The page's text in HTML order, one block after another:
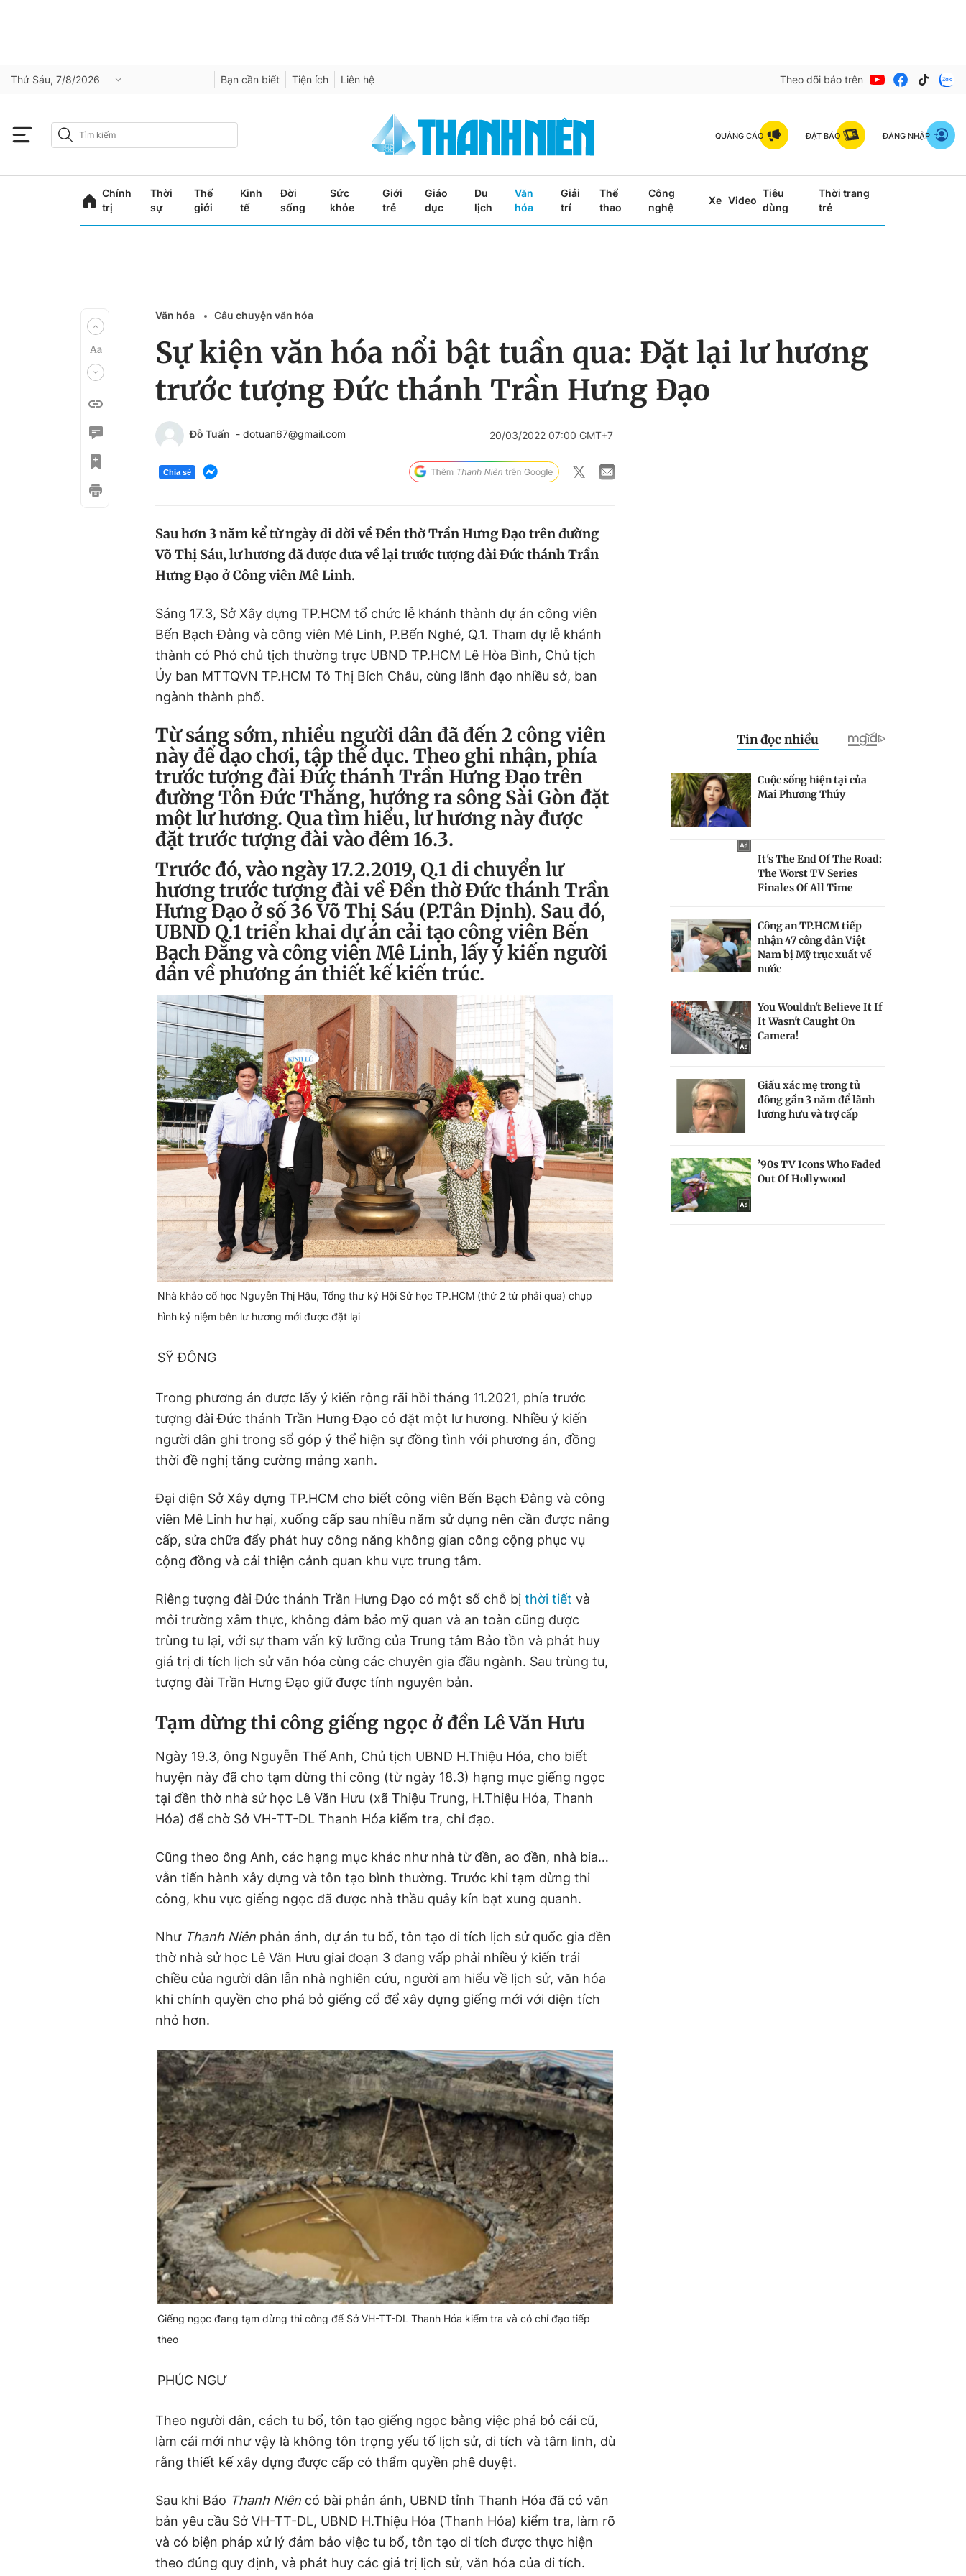
Thứ Sáu, 7/8/2026 Bạn cần biết Tiện ích Liên hệ Theo dõi báo trên
QUẢNG CÁO ĐẶT BÁO ĐĂNG NHẬP
Chính
trị
Thời
sự
Thế
giới
Kinh
tế
Đời
sống
Sức
khỏe
Giới
trẻ
Giáo
dục
Du
lịch
Văn
hóa
Giải
trí
Thể
thao
Công
nghệ
Xe Video
Tiêu
dùng
Thời trang
trẻ
Văn hóa Câu chuyện văn hóa
Sự kiện văn hóa nổi bật tuần qua: Đặt lại lư hương
trước tượng Đức thánh Trần Hưng Đạo
Đỗ Tuấn - dotuan67@gmail.com 20/03/2022 07:00 GMT+7
Chia sẻ
Sau hơn 3 năm kể từ ngày di dời về Đền thờ Trần Hưng Đạo trên đường
Võ Thị Sáu, lư hương đã được đưa về lại trước tượng đài Đức thánh Trần
Hưng Đạo ở Công viên Mê Linh.
Sáng 17.3, Sở Xây dựng TP.HCM tổ chức lễ khánh thành dự án công viên
Bến Bạch Đằng và công viên Mê Linh, P.Bến Nghé, Q.1. Tham dự lễ khánh
thành có Phó chủ tịch thường trực UBND TP.HCM Lê Hòa Bình, Chủ tịch
Ủy ban MTTQVN TP.HCM Tô Thị Bích Châu, cùng lãnh đạo nhiều sở, ban
ngành thành phố.
Từ sáng sớm, nhiều người dân đã đến 2 công viên
này để dạo chơi, tập thể dục. Theo ghi nhận, phía
trước tượng đài Đức thánh Trần Hưng Đạo trên
đường Tôn Đức Thắng, hướng ra sông Sài Gòn đặt
một lư hương. Qua tìm hiểu, lư hương này được
đặt trước tượng đài vào đêm 16.3.
Trước đó, vào ngày 17.2.2019, Q.1 di chuyển lư
hương trước tượng đài về Đền thờ Đức thánh Trần
Hưng Đạo ở số 36 Võ Thị Sáu (P.Tân Định). Sau đó,
UBND Q.1 triển khai dự án cải tạo công viên Bến
Bạch Đằng và công viên Mê Linh, lấy ý kiến người
dân về phương án thiết kế kiến trúc.
Nhà khảo cổ học Nguyễn Thị Hậu, Tổng thư ký Hội Sử học TP.HCM (thứ 2 từ phải qua) chụp
hình kỷ niệm bên lư hương mới được đặt lại
SỸ ĐÔNG
Trong phương án được lấy ý kiến rộng rãi hồi tháng 11.2021, phía trước
tượng đài Đức thánh Trần Hưng Đạo có đặt một lư hương. Nhiều ý kiến
người dân ghi trong sổ góp ý thể hiện sự đồng tình với phương án, đồng
thời đề nghị tăng cường mảng xanh.
Đại diện Sở Xây dựng TP.HCM cho biết công viên Bến Bạch Đằng và công
viên Mê Linh hư hại, xuống cấp sau nhiều năm sử dụng nên cần được nâng
cấp, sửa chữa đẩy phát huy công năng không gian công cộng phục vụ
cộng đồng và cải thiện cảnh quan khu vực trung tâm.
Riêng tượng đài Đức thánh Trần Hưng Đạo có một số chỗ bị thời tiết và
môi trường xâm thực, không đảm bảo mỹ quan và an toàn cũng được
trùng tu lại, với sự tham vấn kỹ lưỡng của Trung tâm Bảo tồn và phát huy
giá trị di tích lịch sử văn hóa cùng các chuyên gia đầu ngành. Sau trùng tu,
tượng đài Trần Hưng Đạo giữ được tính nguyên bản.
Tạm dừng thi công giếng ngọc ở đền Lê Văn Hưu
Ngày 19.3, ông Nguyễn Thế Anh, Chủ tịch UBND H.Thiệu Hóa, cho biết
huyện này đã cho tạm dừng thi công (từ ngày 18.3) hạng mục giếng ngọc
tại đền thờ nhà sử học Lê Văn Hưu (xã Thiệu Trung, H.Thiệu Hóa, Thanh
Hóa) để chờ Sở VH-TT-DL Thanh Hóa kiểm tra, chỉ đạo.
Cũng theo ông Anh, các hạng mục khác như nhà từ đền, ao đền, nhà bia…
vẫn tiến hành xây dựng và tôn tạo bình thường. Trước khi tạm dừng thi
công, khu vực giếng ngọc đã được nhà thầu quây kín bạt xung quanh.
Như Thanh Niên phản ánh, dự án tu bổ, tôn tạo di tích lịch sử quốc gia đền
thờ nhà sử học Lê Văn Hưu giai đoạn 3 đang vấp phải nhiều ý kiến trái
chiều của người dân lẫn nhà nghiên cứu, người am hiểu về lịch sử, văn hóa
khi chính quyền cho phá bỏ giếng cổ để xây dựng giếng mới với diện tích
nhỏ hơn.
Giếng ngọc đang tạm dừng thi công để Sở VH-TT-DL Thanh Hóa kiểm tra và có chỉ đạo tiếp
theo
PHÚC NGƯ
Theo người dân, cách tu bổ, tôn tạo giếng ngọc bằng việc phá bỏ cái cũ,
làm cái mới như vậy là không tôn trọng yếu tố lịch sử, di tích và tâm linh, dù
rằng thiết kế xây dựng được cấp có thẩm quyền phê duyệt.
Sau khi Báo Thanh Niên có bài phản ánh, UBND tỉnh Thanh Hóa đã có văn
bản yêu cầu Sở VH-TT-DL, UBND H.Thiệu Hóa (Thanh Hóa) kiểm tra, làm rõ
và có biện pháp xử lý đảm bảo việc tu bổ, tôn tạo di tích được thực hiện
theo đúng quy định, và phát huy các giá trị lịch sử, văn hóa của di tích.